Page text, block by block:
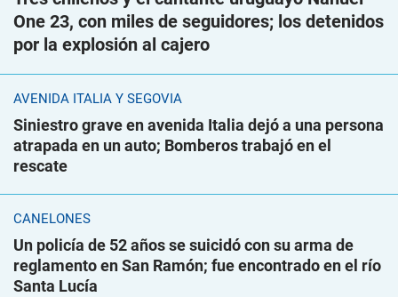
One 23, con miles de seguidores; los detenidos
por la explosión al cajero
AVENIDA ITALIA Y SEGOVIA
Siniestro grave en avenida Italia dejó a una persona
atrapada en un auto; Bomberos trabajó en el
rescate
CANELONES
Un policía de 52 años se suicidó con su arma de
reglamento en San Ramón; fue encontrado en el río
Santa Lucía